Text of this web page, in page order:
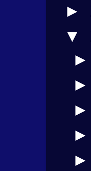
►
▼
►
►
►
►
►